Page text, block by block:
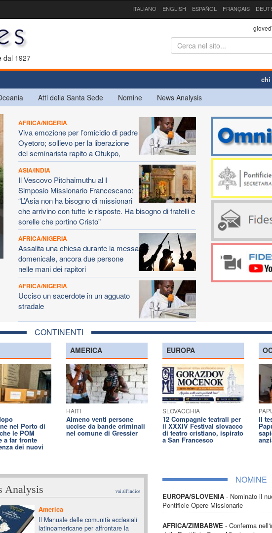
ITALIANO ENGLISH ESPAÑOL FRANÇAIS
dal 1927
chi
Atti della Santa Sede Nomine News Analysis
AFRICA/NIGERIA
Viva emozione per l’omicidio di padre
Oyetoro; sollievo per la liberazione
del seminarista rapito a Otukpo,
ASIA/INDIA
Il Vescovo Pitchaimuthu al I
Simposio Missionario Francescano:
“L’Asia non ha bisogno di missionari
che arrivino con tutte le risposte. Ha bisogno di fratelli e
sorelle che portino Cristo”
AFRICA/NIGERIA
Assalita una chiesa durante la messa
domenicale, ancora due persone
nelle mani dei rapitori
AFRICA/NIGERIA
Ucciso un sacerdote in un agguato
stradale
CONTINENTI
nel Porto di
le POM
a far fronte
dei nuovi
AMERICA
HAITI
Almeno venti persone
uccise da bande criminali
nel comune di Gressier
EUROPA
SLOVACCHIA
12 Compagnie teatrali per
il XXXIV Festival slovacco
di teatro cristiano, ispirato
a San Francesco
Il
Analysis vai all'indice
America
Il Manuale delle comunità ecclesiali
latinoamericane per affrontare la
NOMINE
EUROPA/SLOVENIA - Nominato il
Pontificie Opere Missionarie
AFRICA/ZIMBABWE - Conferma